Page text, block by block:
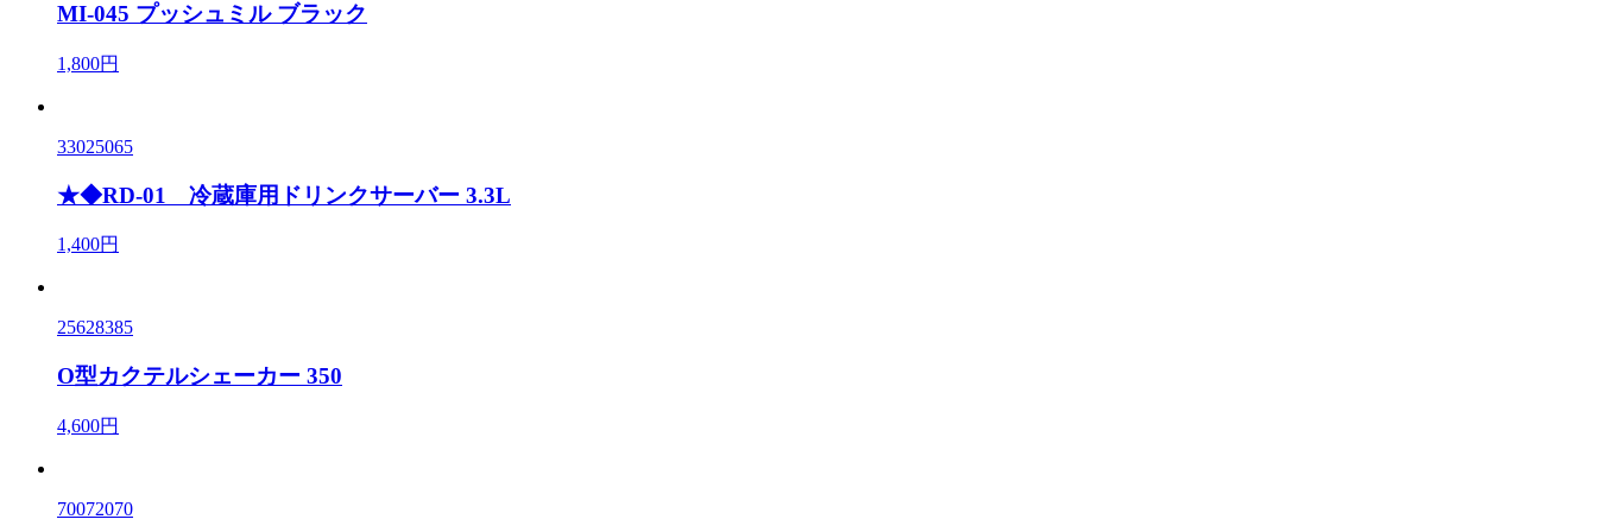
MI-045 プッシュミル ブラック
1,800円
33025065
★◆RD-01 冷蔵庫用ドリンクサーバー 3.3L
1,400円
25628385
O型カクテルシェーカー 350
4,600円
70072070